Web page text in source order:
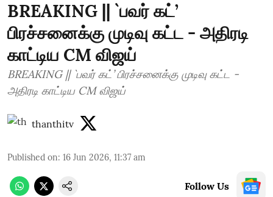
BREAKING || `பவர் கட்’
பிரச்சனைக்கு முடிவு கட்ட - அதிரடி
காட்டிய CM விஜய்
BREAKING || `பவர் கட்’ பிரச்சனைக்கு முடிவு கட்ட -
அதிரடி காட்டிய CM விஜய்
thanthitv
Published on: 16 Jun 2026, 11:37 am
Follow Us